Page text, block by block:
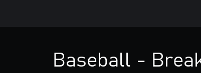
Baseball -